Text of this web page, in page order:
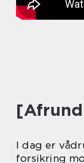
I dag er
forsikring